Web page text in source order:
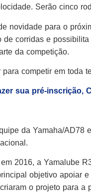
Serão cinco
novidade para o
de corridas e
da competição.
para competir em toda
sua pré-inscrição,
da Yamaha/AD78
2016, a Yamalube
objetivo apoiar
o projeto para a